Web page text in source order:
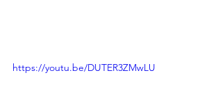
https://youtu.be/DUTER3ZMwLU